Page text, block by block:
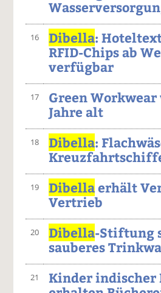
16 Dibella:
RFID-Chips ab
verfügbar
17
Green
Jahre alt
18 Dibella:
19 Dibellaerhält
Vertrieb
20 Dibella-Stiftung
sauberes
21
Kinder indischer